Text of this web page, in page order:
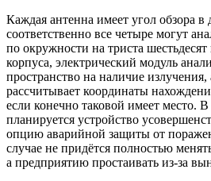
Каждая антенна имеет угол обзора в
соответственно все четыре могут
по окружности на триста
корпуса, электрический модуль
пространство на наличие
рассчитывает координаты
если конечно таковой имеет место.
планируется устройство
опцию аварийной защиты от
случае не придётся полностью
а предприятию простаивать из-за